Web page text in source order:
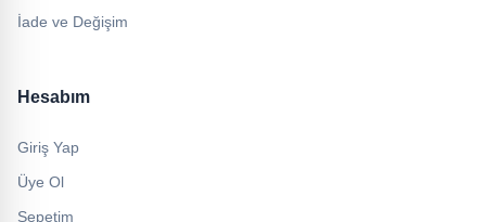
İade ve Değişim
Hesabım
Giriş Yap
Üye Ol
Sepetim